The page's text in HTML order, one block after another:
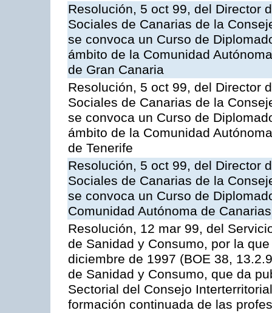
Resolución, 5 oct 99, del Director
Sociales de Canarias de la
se convoca un Curso de
ámbito de la Comunidad
de Gran Canaria
Resolución, 5 oct 99, del Director
Sociales de Canarias de la
se convoca un Curso de
ámbito de la Comunidad
de Tenerife
Resolución, 5 oct 99, del Director
Sociales de Canarias de la
se convoca un Curso de
Comunidad Autónoma de
Resolución, 12 mar 99, del
de Sanidad y Consumo, por la
diciembre de 1997 (BOE 38,
de Sanidad y Consumo, que da
Sectorial del Consejo
formación continuada de las